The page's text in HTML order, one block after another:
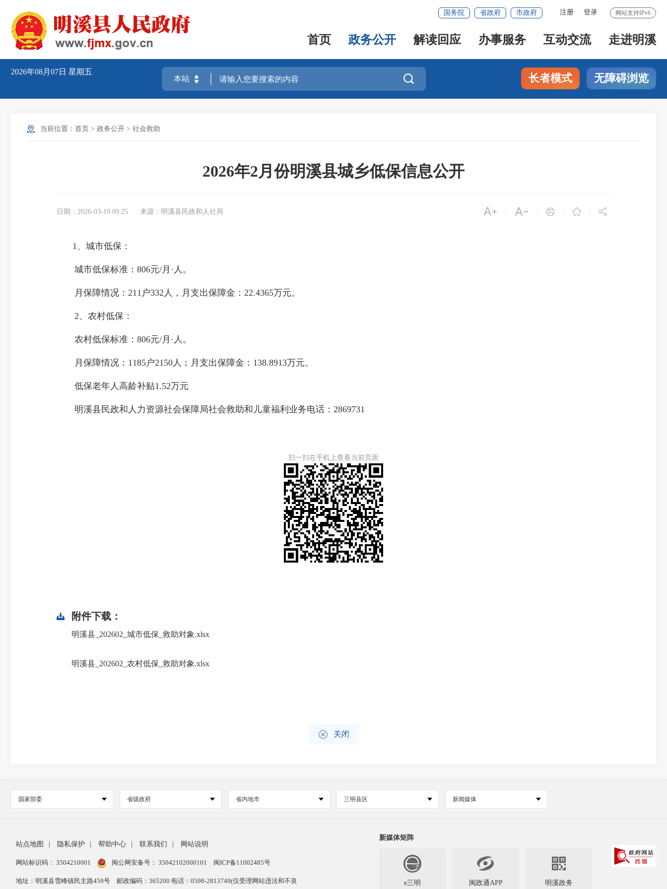
网站支持IPv6
注册 登录
国务院 省政府 市政府
首页 政务公开 解读回应 办事服务 互动交流 走进明溪
2026年08月07日 星期五
 长者模式 无障碍浏览
当前位置： 首页 > 政务公开 > 社会救助
2026年2月份明溪县城乡低保信息公开
日期：2026-03-19 09:25 来源：明溪县民政和人社局     
1、城市低保：
城市低保标准：806元/月·人。
月保障情况：211户332人，月支出保障金：22.4365万元。
2、农村低保：
农村低保标准：806元/月·人。
月保障情况：1185户2150人；月支出保障金：138.8913万元。
低保老年人高龄补贴1.52万元
明溪县民政和人力资源社会保障局社会救助和儿童福利业务电话：2869731
扫一扫在手机上查看当前页面
附件下载：
明溪县_202602_城市低保_救助对象.xlsx
明溪县_202602_农村低保_救助对象.xlsx
 关闭
国家部委 省级政府 省内地市 三明县区 新闻媒体
站点地图 隐私保护 帮助中心 联系我们 网站说明
网站标识码： 3504210001 闽公网安备号： 35042102000101 闽ICP备11002485号
地址：明溪县雪峰镇民主路459号 邮政编码：365200 电话：0598-2813749(仅受理网站违法和不良
新媒体矩阵
e三明

闽政通APP

明溪政务